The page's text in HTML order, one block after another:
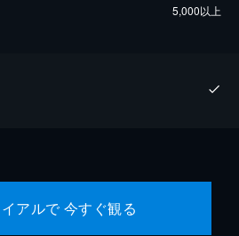
5,000以上
アルで 今すぐ観る